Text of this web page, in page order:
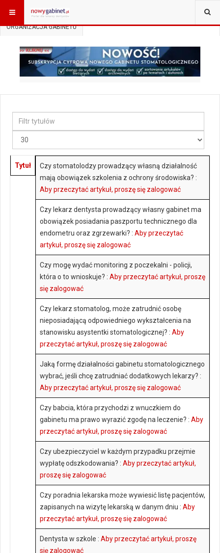
JESTEŚ TUTAJ: START
ORGANIZACJA GABINETU
Filtr
tytułów
Pokaż
#
Tytuł
Czy stomatolodzy prowadzący własną działalność
mają obowiązek szkolenia z ochrony środowiska? :
Aby przeczytać artykuł, proszę się zalogować
Czy lekarz dentysta prowadzący własny gabinet ma
obowiązek posiadania paszportu technicznego dla
endometru oraz zgrzewarki? : Aby przeczytać
artykuł, proszę się zalogować
Czy mogę wydać monitoring z poczekalni - policji,
która o to wnioskuje? : Aby przeczytać artykuł, proszę
się zalogować
Czy lekarz stomatolog, może zatrudnić osobę
nieposiadającą odpowiedniego wykształcenia na
stanowisku asystentki stomatologicznej? : Aby
przeczytać artykuł, proszę się zalogować
Jaką formę działalności gabinetu stomatologicznego
wybrać, jeśli chcę zatrudniać dodatkowych lekarzy? :
Aby przeczytać artykuł, proszę się zalogować
Czy babcia, która przychodzi z wnuczkiem do
gabinetu ma prawo wyrazić zgodę na leczenie? : Aby
przeczytać artykuł, proszę się zalogować
Czy ubezpieczyciel w każdym przypadku przejmie
wypłatę odszkodowania? : Aby przeczytać artykuł,
proszę się zalogować
Czy poradnia lekarska może wywiesić listę pacjentów,
zapisanych na wizytę lekarską w danym dniu : Aby
przeczytać artykuł, proszę się zalogować
Dentysta w szkole : Aby przeczytać artykuł, proszę
się zalogować